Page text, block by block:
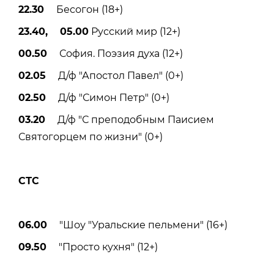
22.30 Бесогон (18+)
23.40, 05.00 Русский мир (12+)
00.50 София. Поэзия духа (12+)
02.05 Д/ф "Апостол Павел" (0+)
02.50 Д/ф "Симон Петр" (0+)
03.20 Д/ф "С преподобным Паисием
Святогорцем по жизни" (0+)
СТС
06.00 "Шоу "Уральские пельмени" (16+)
09.50 "Просто кухня" (12+)